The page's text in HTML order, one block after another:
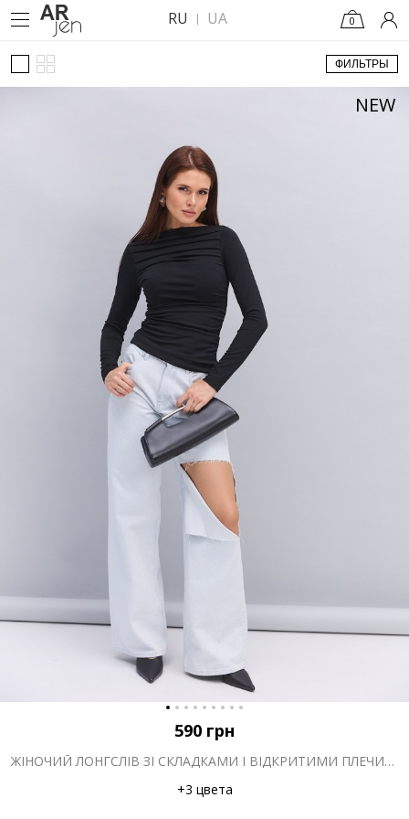
RU UA 0
ФИЛЬТРЫ
NEW
590 грн
ЖІНОЧИЙ ЛОНГСЛІВ ЗІ СКЛАДКАМИ І ВІДКРИТИМИ ПЛЕЧИМА ЧОРНИЙ
+3 цвета